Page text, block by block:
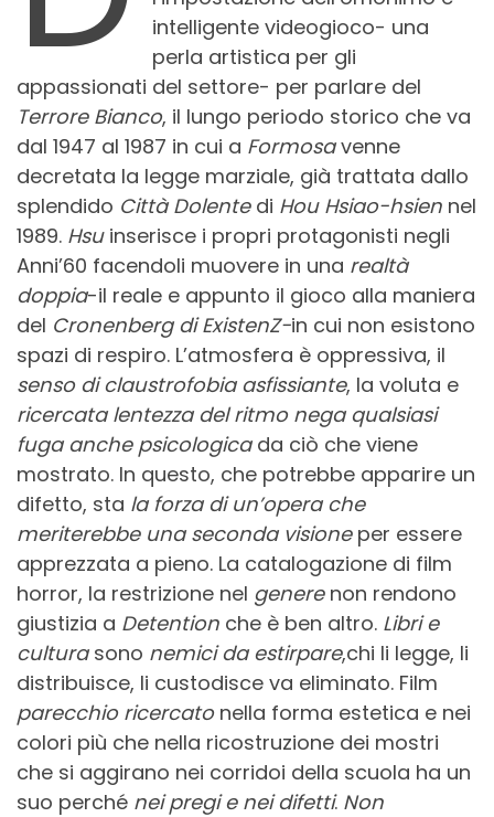
intelligente videogioco- una
perla artistica per gli
appassionati del settore- per parlare del
Terrore Bianco, il lungo periodo storico che va
dal 1947 al 1987 in cui a Formosavenne
decretata la legge marziale, già trattata dallo
splendido Città Dolente di Hou Hsiao-hsien nel
1989. Hsuinserisce i propri protagonisti negli
Anni’60 facendoli muovere in una realtà
doppia-il reale e appunto il gioco alla maniera
del Cronenberg di ExistenZ-in cui non esistono
spazi di respiro. L’atmosfera è oppressiva, il
senso di claustrofobia asfissiante, la voluta e
ricercata lentezza del ritmo nega qualsiasi
fuga anche psicologicada ciò che viene
mostrato. In questo, che potrebbe apparire un
difetto, sta la forza di un’opera che
meriterebbe una seconda visione per essere
apprezzata a pieno. La catalogazione di film
horror, la restrizione nel generenon rendono
giustizia a Detention che è ben altro. Libri e
cultura sono nemici da estirpare,chi li legge, li
distribuisce, li custodisce va eliminato. Film
parecchio ricercatonella forma estetica e nei
colori più che nella ricostruzione dei mostri
che si aggirano nei corridoi della scuola ha un
suo perché nei pregi e nei difetti. Non